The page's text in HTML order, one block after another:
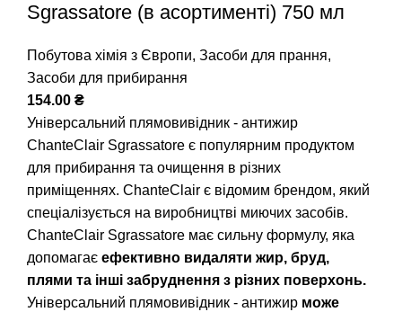
Sgrassatore (в асортименті) 750 мл
Побутова хімія з Європи, Засоби для прання,
Засоби для прибирання
154.00 ₴
Універсальний плямовивідник - антижир
ChanteClair Sgrassatore є популярним продуктом
для прибирання та очищення в різних
приміщеннях. ChanteClair є відомим брендом, який
спеціалізується на виробництві миючих засобів.
ChanteClair Sgrassatore має сильну формулу, яка
допомагає ефективно видаляти жир, бруд,
плями та інші забруднення з різних поверхонь.
Універсальний плямовивідник - антижир може